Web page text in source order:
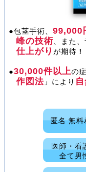
●包茎手術、 99,000
峰の技術 、また
仕上がり が期待！
●30,000件以上の
作図法 」により
匿名 無料
医師・看
全て男